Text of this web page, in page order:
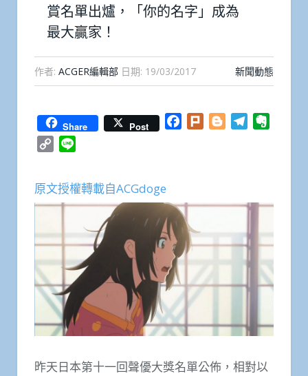
賞名單出爐，「你的名字」成為
最大贏家！
作者: ACGER編輯部 日期: 19/03/2017 新聞動態
Share Post Facebook
Plurk BloggerTelegram
Copy
原文授權轉載自ACGdoge
昨天日本第十一回聲優大獎名單公佈，相對以